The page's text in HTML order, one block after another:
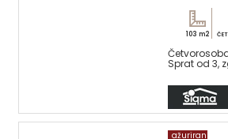
103 m2
Sprat od 3,
ažuriran